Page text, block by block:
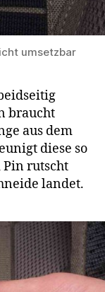
umsetzbar
braucht
aus dem
diese so
Pin rutscht
landet.